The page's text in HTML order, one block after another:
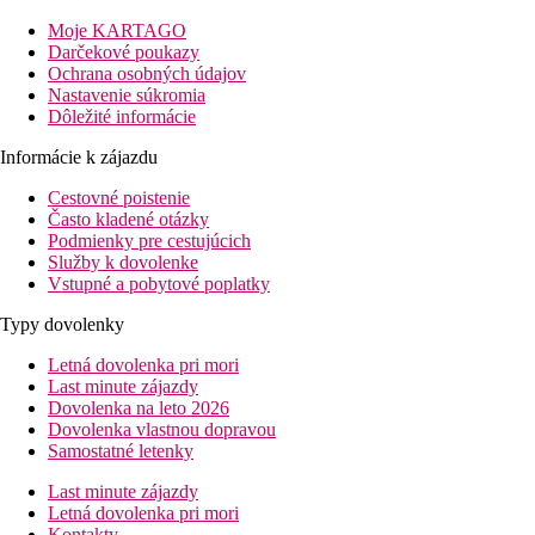
Vzdialenosť
pláže: 100 m
letisko: 30 km
nákupných možností: 0 m (v okolí)
Popis izby
Dvojlôžková izba, promo
kúpeľňa/WC
klimatizácia
TV/sat.
minichladnička
Ostatné typy izieb(pokiaľ nie je uvedené inak, majú izby
vyššie uvedené vybavenie)
Dvojlôžková izba
Rodinná izba: jedna priestranná miestnosť
Apartmán: spálňa a obývacia časť
Popis hotela
vstupná hala s recepciou
Moje KARTAGO
Darčekové poukazy
Ochrana osobných údajov
Nastavenie súkromia
Dôležité informácie
Informácie k zájazdu
Cestovné poistenie
Často kladené otázky
Podmienky pre cestujúcich
Služby k dovolenke
Vstupné a pobytové poplatky
Typy dovolenky
Letná dovolenka pri mori
Last minute zájazdy
Dovolenka na leto 2026
Dovolenka vlastnou dopravou
Samostatné letenky
Last minute zájazdy
Letná dovolenka pri mori